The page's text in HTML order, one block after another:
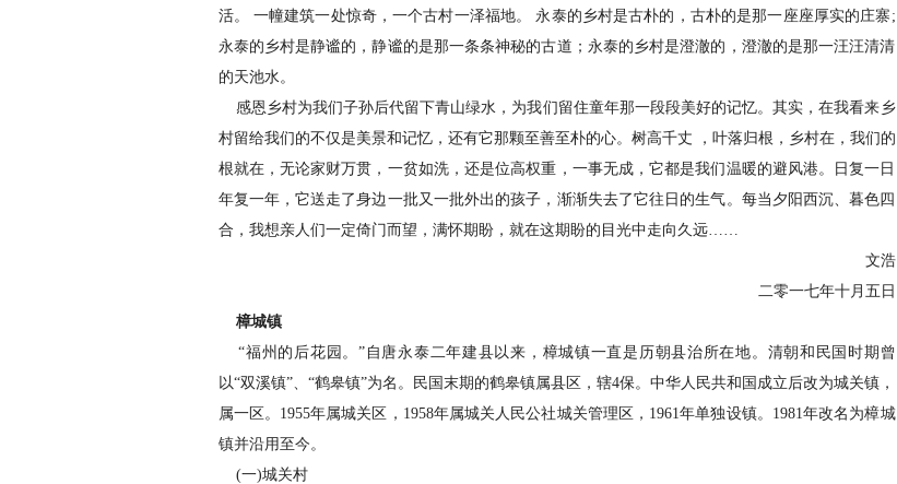
活。 一幢建筑一处惊奇，一个古村一泽福地。 永泰的乡村是古朴的，古朴的是那一座座厚实的庄寨;
永泰的乡村是静谧的，静谧的是那一条条神秘的古道；永泰的乡村是澄澈的，澄澈的是那一汪汪清清
的天池水。
感恩乡村为我们子孙后代留下青山绿水，为我们留住童年那一段段美好的记忆。其实，在我看来乡
村留给我们的不仅是美景和记忆，还有它那颗至善至朴的心。树高千丈 ，叶落归根，乡村在，我们的
根就在，无论家财万贯，一贫如洗，还是位高权重，一事无成，它都是我们温暖的避风港。日复一日
年复一年，它送走了身边一批又一批外出的孩子，渐渐失去了它往日的生气。每当夕阳西沉、暮色四
合，我想亲人们一定倚门而望，满怀期盼，就在这期盼的目光中走向久远……
文浩
二零一七年十月五日
樟城镇
“福州的后花园。”自唐永泰二年建县以来，樟城镇一直是历朝县治所在地。清朝和民国时期曾
以“双溪镇”、“鹤皋镇”为名。民国末期的鹤皋镇属县区，辖4保。中华人民共和国成立后改为城关镇，
属一区。1955年属城关区，1958年属城关人民公社城关管理区，1961年单独设镇。1981年改名为樟城
镇并沿用至今。
(一)城关村